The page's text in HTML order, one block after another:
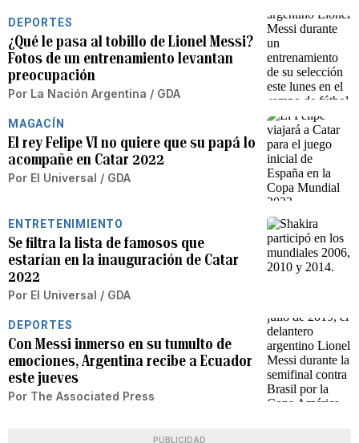
DEPORTES
¿Qué le pasa al tobillo de Lionel Messi?
Fotos de un entrenamiento levantan
preocupación
Por La Nación Argentina / GDA
MAGACÍN
El rey Felipe VI no quiere que su papá lo
acompañe en Catar 2022
Por El Universal / GDA
ENTRETENIMIENTO
Se filtra la lista de famosos que
estarían en la inauguración de Catar
2022
Por El Universal / GDA
DEPORTES
Con Messi inmerso en su tumulto de
emociones, Argentina recibe a Ecuador
este jueves
Por The Associated Press
PUBLICIDAD